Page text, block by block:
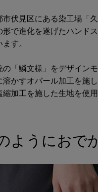
伏見区にある染工場「
で進化を遂げたハンド
す。
の「鱗文様」をデザイン
かすオパール加工を施
加工を施した生地を使用
ようにおで